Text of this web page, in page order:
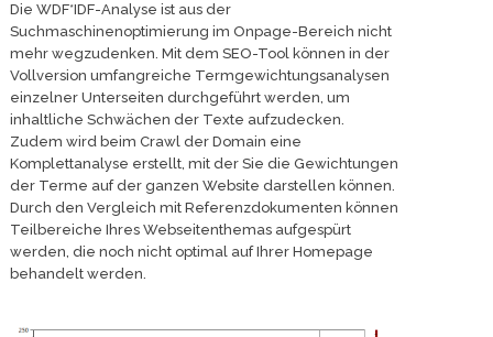
Die WDF*IDF-Analyse ist aus der
Suchmaschinenoptimierung im Onpage-Bereich nicht
mehr wegzudenken. Mit dem SEO-Tool können in der
Vollversion umfangreiche Termgewichtungsanalysen
einzelner Unterseiten durchgeführt werden, um
inhaltliche Schwächen der Texte aufzudecken.
Zudem wird beim Crawl der Domain eine
Komplettanalyse erstellt, mit der Sie die Gewichtungen
der Terme auf der ganzen Website darstellen können.
Durch den Vergleich mit Referenzdokumenten können
Teilbereiche Ihres Webseitenthemas aufgespürt
werden, die noch nicht optimal auf Ihrer Homepage
behandelt werden.